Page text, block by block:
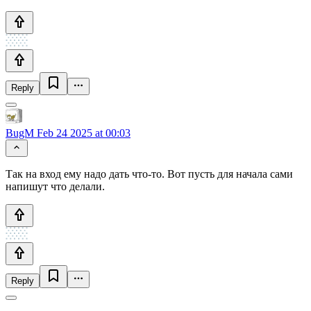
Reply
BugM Feb 24 2025 at 00:03
Так на вход ему надо дать что-то. Вот пусть для начала сами
напишут что делали.
Reply